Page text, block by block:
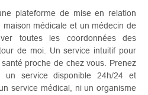
plateforme de mise en relation
médicale et un médecin de
toutes les coordonnées des
de moi. Un service intuitif pour
proche de chez vous. Prenez
service disponible 24h/24 et
service médical, ni un organisme